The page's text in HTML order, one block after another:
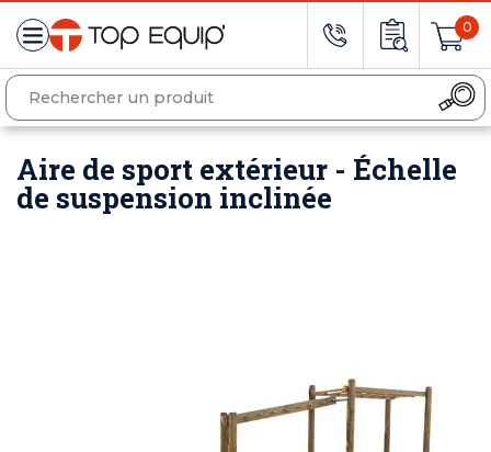
0
Aire de sport extérieur - Échelle
de suspension inclinée